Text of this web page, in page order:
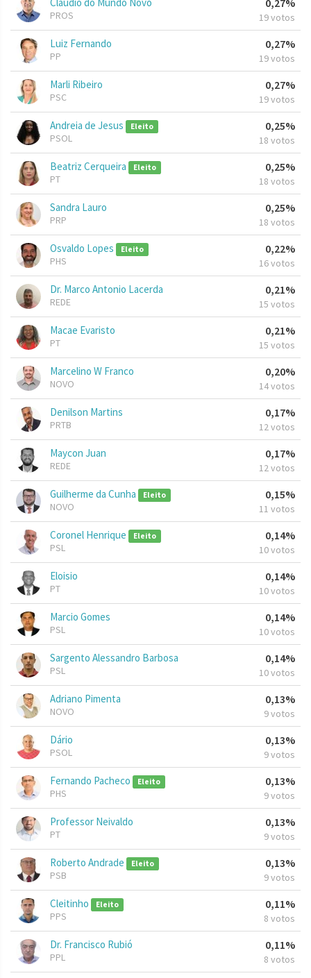
PROS
0,27%
19 votos
Luiz Fernando
PP
0,27%
19 votos
Marli Ribeiro
PSC
0,27%
19 votos
Andreia de Jesus Eleito
PSOL
0,25%
18 votos
Beatriz Cerqueira Eleito
PT
0,25%
18 votos
Sandra Lauro
PRP
0,25%
18 votos
Osvaldo Lopes Eleito
PHS
0,22%
16 votos
Dr. Marco Antonio Lacerda
REDE
0,21%
15 votos
Macae Evaristo
PT
0,21%
15 votos
Marcelino W Franco
NOVO
0,20%
14 votos
Denilson Martins
PRTB
0,17%
12 votos
Maycon Juan
REDE
0,17%
12 votos
Guilherme da Cunha Eleito
NOVO
0,15%
11 votos
Coronel Henrique Eleito
PSL
0,14%
10 votos
Eloisio
PT
0,14%
10 votos
Marcio Gomes
PSL
0,14%
10 votos
Sargento Alessandro Barbosa
PSL
0,14%
10 votos
Adriano Pimenta
NOVO
0,13%
9 votos
Dário
PSOL
0,13%
9 votos
Fernando Pacheco Eleito
PHS
0,13%
9 votos
Professor Neivaldo
PT
0,13%
9 votos
Roberto Andrade Eleito
PSB
0,13%
9 votos
Cleitinho Eleito
PPS
0,11%
8 votos
Dr. Francisco Rubió
PPL
0,11%
8 votos